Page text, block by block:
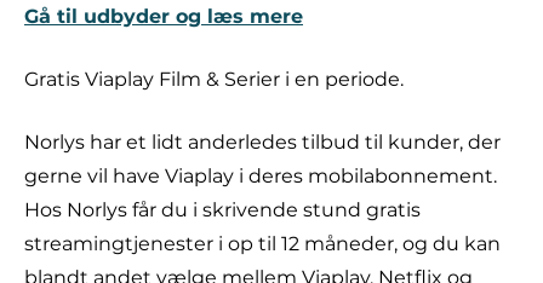
Gå til udbyder og læs mere
Gratis Viaplay Film & Serier i en periode.
Norlys har et lidt anderledes tilbud til kunder, der
gerne vil have Viaplay i deres mobilabonnement.
Hos Norlys får du i skrivende stund gratis
streamingtjenester i op til 12 måneder, og du kan
blandt andet vælge mellem Viaplay, Netflix og